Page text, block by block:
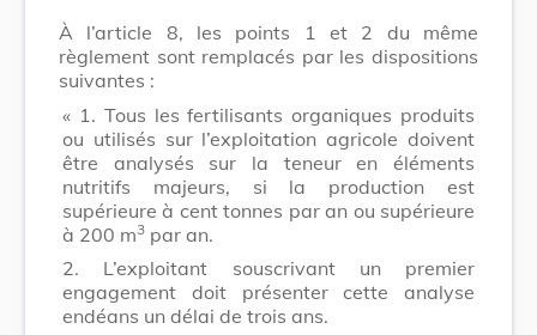
À l’article 8, les points 1 et 2 du même
règlement sont remplacés par les dispositions
suivantes :
« 1. Tous les fertilisants organiques produits
ou utilisés sur l’exploitation agricole doivent
être analysés sur la teneur en éléments
nutritifs majeurs, si la production est
supérieure à cent tonnes par an ou supérieure
à 200 m3 par an.
2. L’exploitant souscrivant un premier
engagement doit présenter cette analyse
endéans un délai de trois ans.